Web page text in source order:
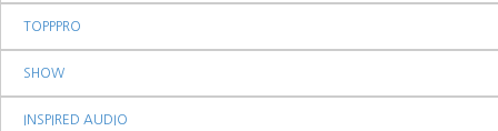
TOPPPRO
SHOW
INSPIRED AUDIO